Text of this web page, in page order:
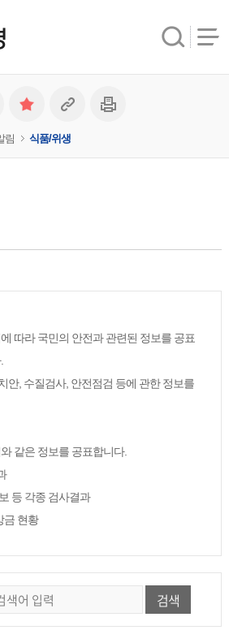
림 식품/위생
따라 국민의 안전과 관련된 정보를 공표
안, 수질검사, 안전점검 등에 관한 정보를
같은 정보를 공표합니다.
등 각종 검사결과
금 현황
검색